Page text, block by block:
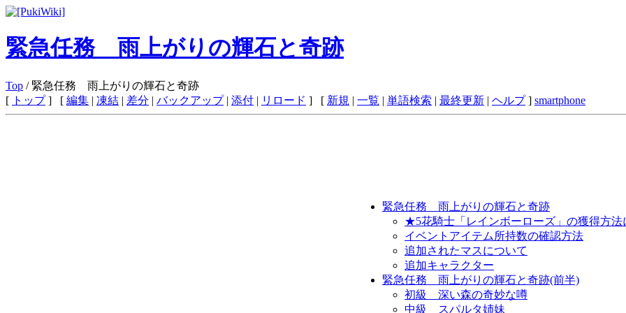
緊急任務 雨上がりの輝石と奇跡
Top / 緊急任務 雨上がりの輝石と奇跡
[ トップ] [ 編集 | 凍結 | 差分 | バックアップ| 添付 | リロード ] [ 新規 | 一覧 | 単語検索 | 最終更新 | ヘルプ] smartphone
緊急任務 雨上がりの輝石と奇跡
★5花騎士「レインボーローズ」の獲得方法
イベントアイテム所持数の確認方法
追加されたマスについて
追加キャラクター
緊急任務 雨上がりの輝石と奇跡(前半)
初級 深い森の奇妙な噂
中級 スパルタ姉妹